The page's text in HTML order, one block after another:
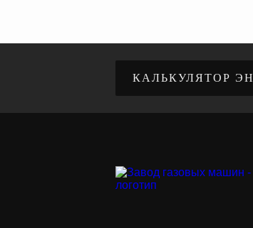
КАЛЬКУЛЯТОР